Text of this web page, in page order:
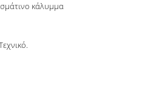
κάλυμμα